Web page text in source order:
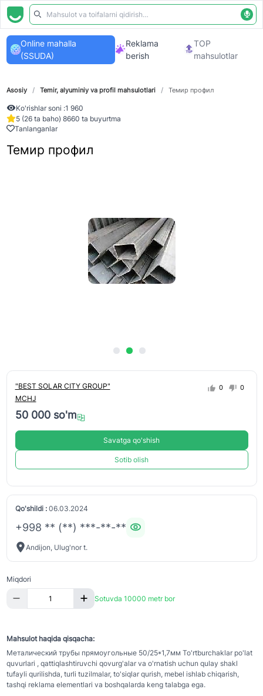
Online mahalla
(SSUDA)
Reklama
berish
TOP
mahsulotlar
Asosiy / Temir, alyuminiy va profil mahsulotlari / Темир профил
Ko'rishlar soni :1 960
5 (26 ta baho) 8660 ta buyurtma
Tanlanganlar
Темир профил
"BEST SOLAR CITY GROUP"
MCHJ
0 0
50 000 so'm
Savatga qo'shish
Sotib olish
Qo'shildi :06.03.2024
+998 ** (**) ***-**-**
Andijon, Ulug'nor t.
Miqdori
Sotuvda 10000 metr bor
Mahsulot haqida qisqacha:
Металический трубы прямоугольные 50/25*1,7мм To'rtburchaklar po'lat
quvurlari , qattiqlashtiruvchi qovurg'alar va o'rnatish uchun qulay shakl
tufayli qurilishda, turli tuzilmalar, to'siqlar qurish, mebel ishlab chiqarish,
tashqi reklama elementlari va boshqalarda keng talabga ega.